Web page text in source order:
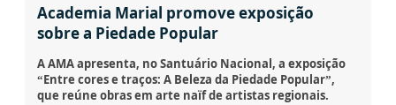
Academia Marial promove exposição
sobre a Piedade Popular
A AMA apresenta, no Santuário Nacional, a exposição
“Entre cores e traços: A Beleza da Piedade Popular”,
que reúne obras em arte naïf de artistas regionais.